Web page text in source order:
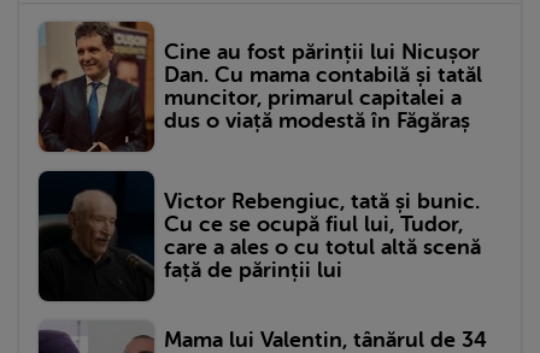
Cine au fost părinții lui Nicușor
Dan. Cu mama contabilă și tatăl
muncitor, primarul capitalei a
dus o viață modestă în Făgăraș
Victor Rebengiuc, tată și bunic.
Cu ce se ocupă fiul lui, Tudor,
care a ales o cu totul altă scenă
față de părinții lui
Mama lui Valentin, tânărul de 34